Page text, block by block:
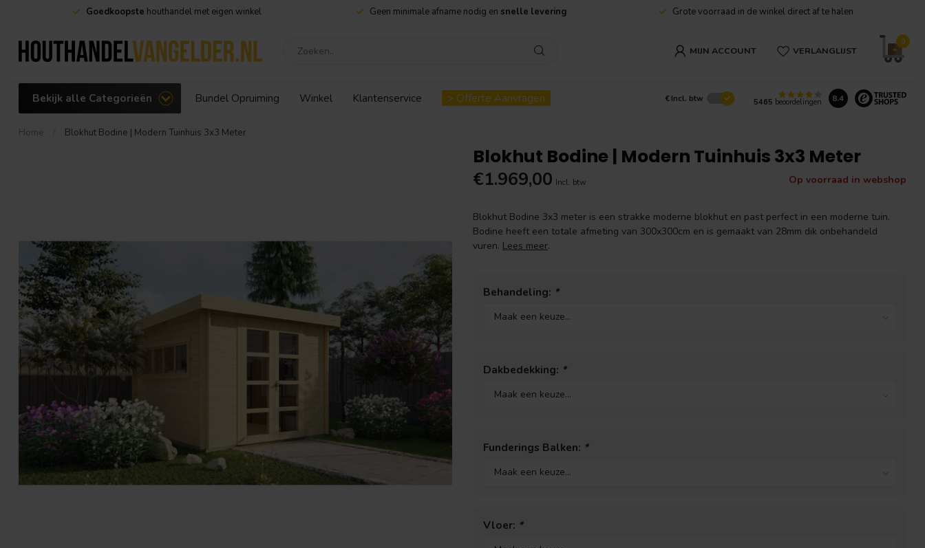
Dé specialist inDouglas hout Goedkoopstehouthandel met eigen winkel Geen minimale afname nodig ensnelle levering
MIJN ACCOUNT VERLANGLIJST
0
Bekijk alle Categorieën Bundel Opruiming Winkel Klantenservice > Offerte Aanvragen € Incl. btw 5465 beoordelingen 8.4
Home Blokhut Bodine | Modern Tuinhuis 3x3 Meter
Blokhut Bodine | Modern Tuinhuis 3x3 Meter
€1.969,00 Incl. btw Op voorraad in webshop
Blokhut Bodine 3x3 meter is een strakke moderne blokhut en past perfect in een moderne tuin.
Bodine heeft een totale afmeting van 300x300cm en is gemaakt van 28mm dik onbehandeld
vuren. Lees meer.
Behandeling: *
Dakbedekking: *
Funderings Balken: *
Vloer: *